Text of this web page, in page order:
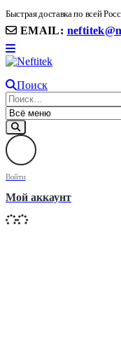
Быстрая доставка по всей
EMAIL:
Поиск
Войти
Мой аккаунт
8(906)